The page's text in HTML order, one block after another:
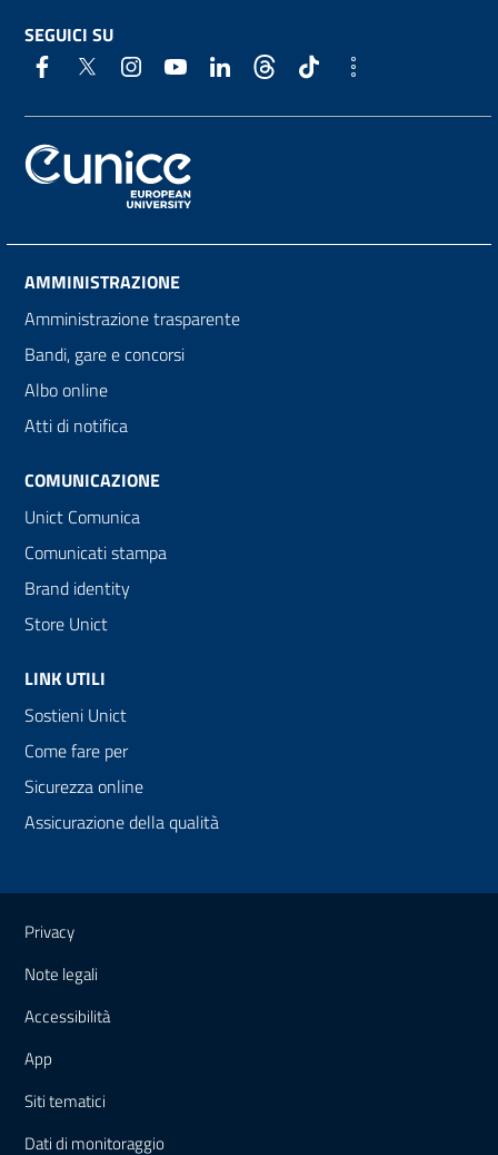
SEGUICI SU
AMMINISTRAZIONE
Amministrazione trasparente
Bandi, gare e concorsi
Albo online
Atti di notifica
COMUNICAZIONE
Unict Comunica
Comunicati stampa
Brand identity
Store Unict
LINK UTILI
Sostieni Unict
Come fare per
Sicurezza online
Assicurazione della qualità
Link e informazioni utili
Privacy
Note legali
Accessibilità
App
Siti tematici
Dati di monitoraggio